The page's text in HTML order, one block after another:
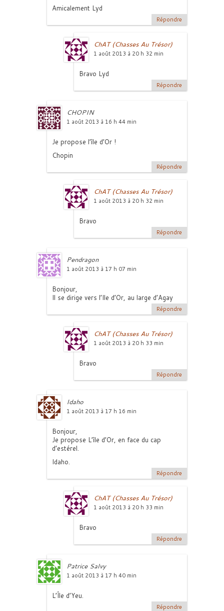
Amicalement Lyd
Répondre
ChAT (Chasses Au Trésor)
1 août 2013 à 20 h 32 min
Bravo Lyd
Répondre
CHOPIN
1 août 2013 à 16 h 44 min
Je propose l’île d’Or !
Chopin
Répondre
ChAT (Chasses Au Trésor)
1 août 2013 à 20 h 32 min
Bravo
Répondre
Pendragon
1 août 2013 à 17 h 07 min
Bonjour,
Il se dirige vers l’Ile d’Or, au large d’Agay
Répondre
ChAT (Chasses Au Trésor)
1 août 2013 à 20 h 33 min
Bravo
Répondre
Idaho
1 août 2013 à 17 h 16 min
Bonjour,
Je propose L’île d’Or, en face du cap
d’estérel.
Idaho.
Répondre
ChAT (Chasses Au Trésor)
1 août 2013 à 20 h 33 min
Bravo
Répondre
Patrice Salvy
1 août 2013 à 17 h 40 min
L’Île d’Yeu.
Répondre